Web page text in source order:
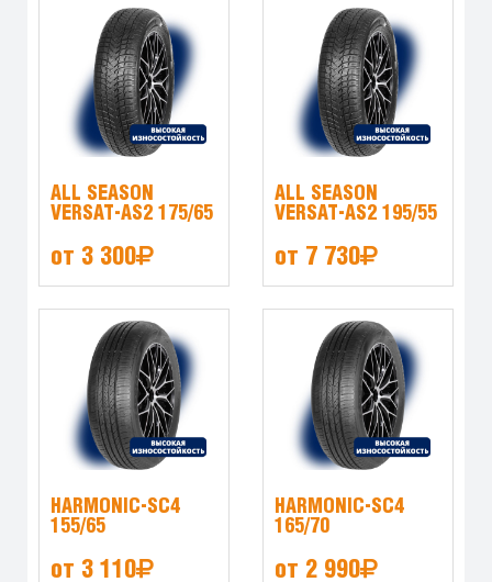
ALL SEASON
VERSAT-AS2 175/65
от 3 300
ALL SEASON
VERSAT-AS2 195/55
от 7 730
HARMONIC-SC4
155/65
от 3 110
HARMONIC-SC4
165/70
от 2 990